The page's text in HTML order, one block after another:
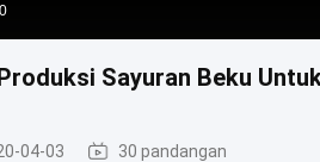
Sayuran Beku
04-03 30 pandangan